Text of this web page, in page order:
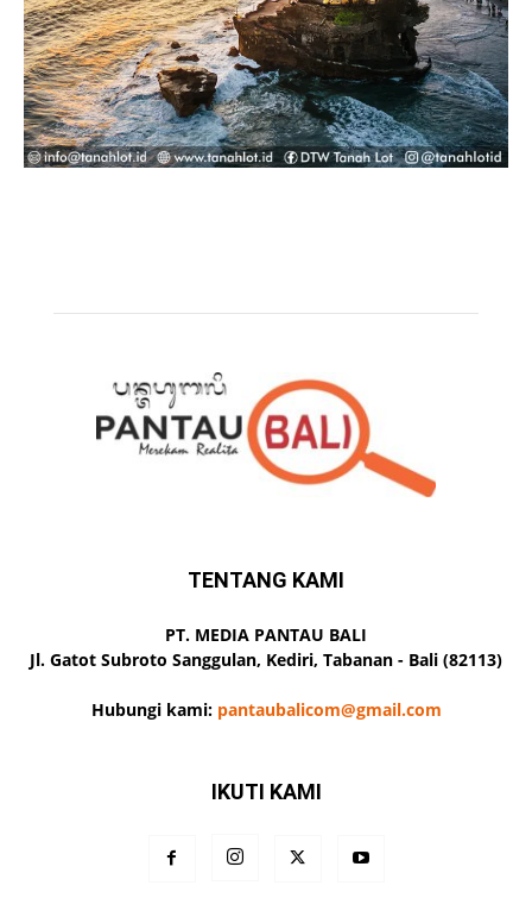
TENTANG KAMI
PT. MEDIA PANTAU BALI
Jl. Gatot Subroto Sanggulan, Kediri, Tabanan - Bali (82113)
Hubungi kami: pantaubalicom@gmail.com
IKUTI KAMI